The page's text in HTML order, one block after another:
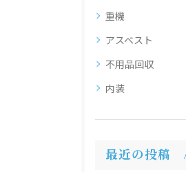
重機
アスベスト
不用品回収
内装
最近の投稿